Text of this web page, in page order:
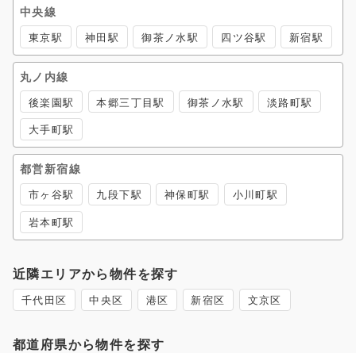
中央線
東京駅 神田駅 御茶ノ水駅 四ツ谷駅 新宿駅
丸ノ内線
後楽園駅 本郷三丁目駅 御茶ノ水駅 淡路町駅
大手町駅
都営新宿線
市ヶ谷駅 九段下駅 神保町駅 小川町駅
岩本町駅
近隣エリアから物件を探す
千代田区 中央区 港区 新宿区 文京区
都道府県から物件を探す